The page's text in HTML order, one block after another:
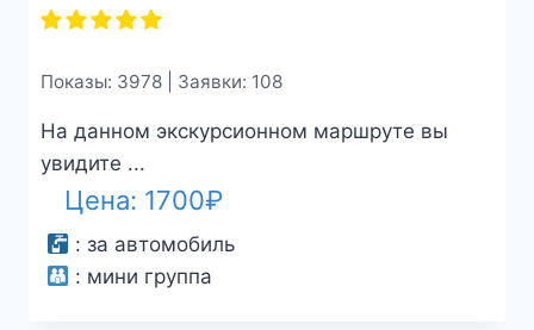
Показы: 3978 | Заявки: 108
На данном экскурсионном маршруте вы
увидите ...
Цена: 1700₽
: за автомобиль
: мини группа